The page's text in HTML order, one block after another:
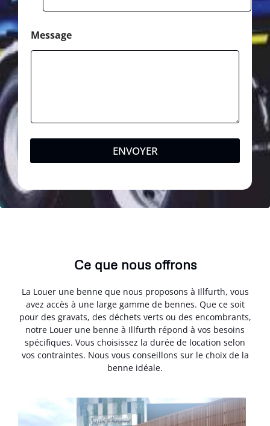
Message
ENVOYER
Ce que nous offrons
La Louer une benne que nous proposons à Illfurth, vous
avez accès à une large gamme de bennes. Que ce soit
pour des gravats, des déchets verts ou des encombrants,
notre Louer une benne à Illfurth répond à vos besoins
spécifiques. Vous choisissez la durée de location selon
vos contraintes. Nous vous conseillons sur le choix de la
benne idéale.